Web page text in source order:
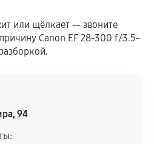
и не имеют внешних
нашим сервисным
или
сторонних деталей
не несет.
или щёлкает — звоните
Canon EF 28-300 f/3.5-
94